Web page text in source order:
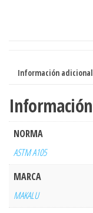
Información adicional
NORMA
ASTM A105
MARCA
MAKALU